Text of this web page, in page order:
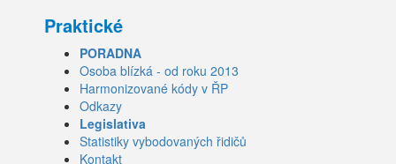
Praktické
PORADNA
Osoba blízká - od roku 2013
Harmonizované kódy v ŘP
Odkazy
Legislativa
Statistiky vybodovaných řidičů
Kontakt